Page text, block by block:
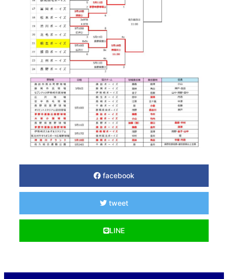
facebook
tweet
LINE